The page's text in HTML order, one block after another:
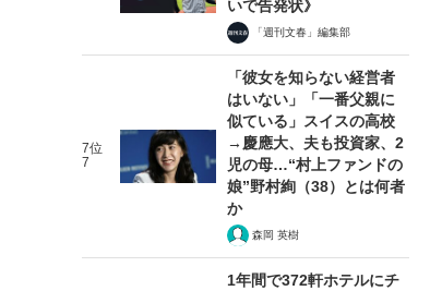
いで告発状》
「週刊文春」編集部
7位
7
「彼女を知らない経営者
はいない」「一番父親に
似ている」スイスの高校
→慶應大、夫も投資家、2
児の母…“村上ファンドの
娘”野村絢（38）とは何者
か
森岡 英樹
1年間で372軒ホテルにチ